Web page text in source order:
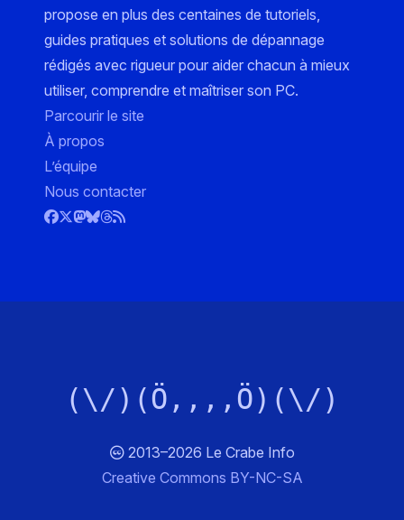
propose en plus des centaines de tutoriels,
guides pratiques et solutions de dépannage
rédigés avec rigueur pour aider chacun à mieux
utiliser, comprendre et maîtriser son PC.
Parcourir le site
À propos
L’équipe
Nous contacter
(\/)(Ö,,,,Ö)(\/)
2013–2026 Le Crabe Info
Creative Commons BY-NC-SA